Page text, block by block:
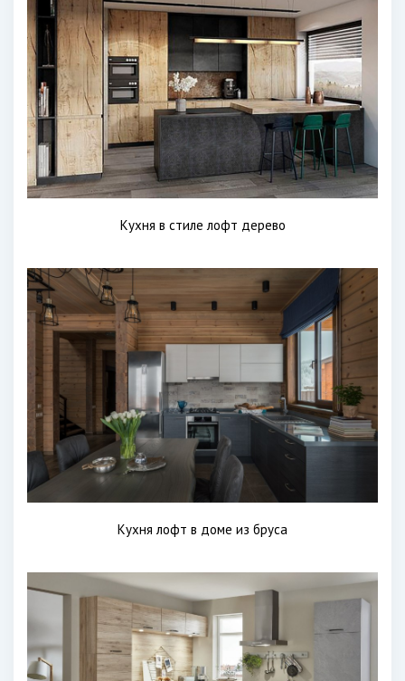
Кухня в стиле лофт дерево
Кухня лофт в доме из бруса